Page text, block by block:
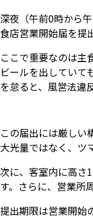
深夜（午前0時から
食店営業開始届を提
ここで重要なのは主
ビールを出していて
を怠ると、風営法違
この届出には厳しい
大光量ではなく、ツ
次に、客室内に高さ
す。さらに、営業所
提出期限は営業開始